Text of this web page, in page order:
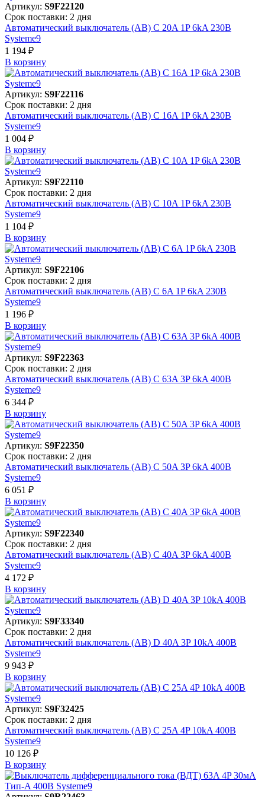
Артикул: S9F22120
Срок поставки: 2 дня
Автоматический выключатель (АВ) C 20A 1P 6kA 230В
Systeme9
1 194 ₽
В корзинy
Артикул: S9F22116
Срок поставки: 2 дня
Автоматический выключатель (АВ) C 16A 1P 6kA 230В
Systeme9
1 004 ₽
В корзинy
Артикул: S9F22110
Срок поставки: 2 дня
Автоматический выключатель (АВ) C 10A 1P 6kA 230В
Systeme9
1 104 ₽
В корзинy
Артикул: S9F22106
Срок поставки: 2 дня
Автоматический выключатель (АВ) C 6A 1P 6kA 230В
Systeme9
1 196 ₽
В корзинy
Артикул: S9F22363
Срок поставки: 2 дня
Автоматический выключатель (АВ) C 63A 3P 6kA 400В
Systeme9
6 344 ₽
В корзинy
Артикул: S9F22350
Срок поставки: 2 дня
Автоматический выключатель (АВ) C 50A 3P 6kA 400В
Systeme9
6 051 ₽
В корзинy
Артикул: S9F22340
Срок поставки: 2 дня
Автоматический выключатель (АВ) C 40A 3P 6kA 400В
Systeme9
4 172 ₽
В корзинy
Артикул: S9F33340
Срок поставки: 2 дня
Автоматический выключатель (АВ) D 40A 3P 10kA 400В
Systeme9
9 943 ₽
В корзинy
Артикул: S9F32425
Срок поставки: 2 дня
Автоматический выключатель (АВ) C 25A 4P 10kA 400В
Systeme9
10 126 ₽
В корзинy